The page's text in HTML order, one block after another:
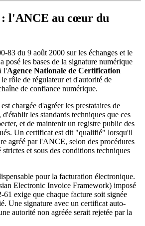
: l'ANCE au cœur du
83 du 9 août 2000 sur les échanges et le
posé les bases de la signature numérique
l'Agence Nationale de Certification
le rôle de régulateur et d'autorité de
de confiance numérique.
chargée d'agréer les prestataires de
les standards techniques que ces
et de maintenir un registre public des
Un certificat est dit "qualifié" lorsqu'il
agréé par l'ANCE, selon des procédures
et sous des conditions techniques
pour la facturation électronique.
Electronic Invoice Framework) imposé
61 exige que chaque facture soit signée
Une signature avec un certificat auto-
autorité non agréée serait rejetée par la